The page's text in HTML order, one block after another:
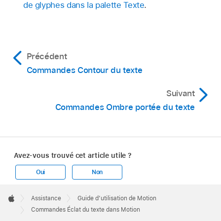
de glyphes dans la palette Texte.
Précédent
Commandes Contour du texte
Suivant
Commandes Ombre portée du texte
Avez-vous trouvé cet article utile ?
Oui Non
Footer

Apple
Assistance
Guide d’utilisation de Motion
Commandes Éclat du texte dans Motion